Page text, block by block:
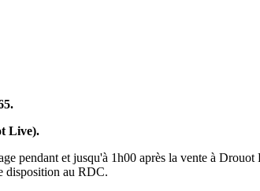
Live).
pendant et jusqu'à 1h00 après la vente à
disposition au RDC.